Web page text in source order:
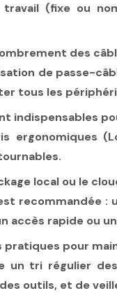
(fixe ou
des
de passe-
tous les
indispensables
ergonomiques
local ou le
recommandée :
accès rapide ou
pratiques pour
un tri régulier
outils, et de